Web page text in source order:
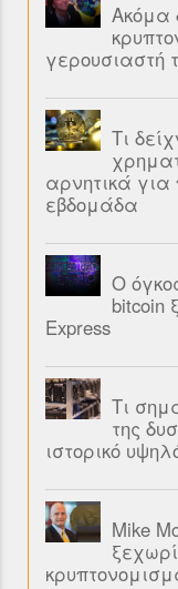
Ακόμα
γερουσιαστή
Τι
αρνητικά
εβδομάδα
Ο
bitcoin
Express
Τι
της
ιστορικό
Mike